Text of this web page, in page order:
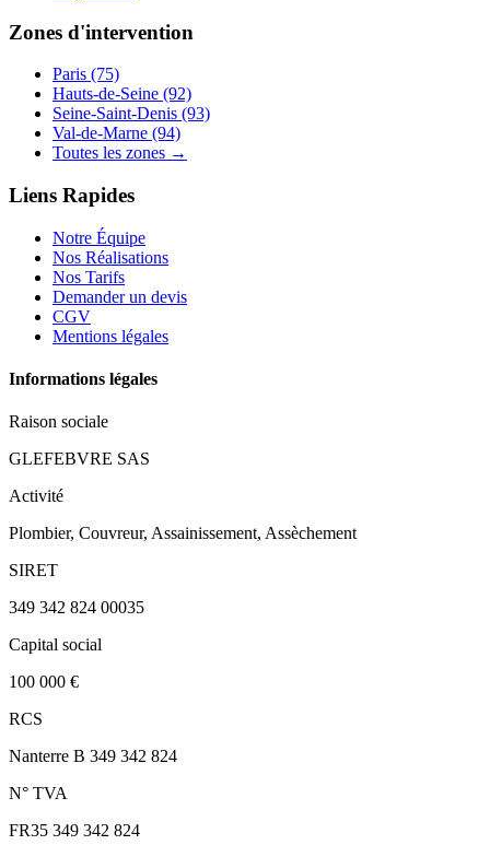
Zones d'intervention
Paris (75)
Hauts-de-Seine (92)
Seine-Saint-Denis (93)
Val-de-Marne (94)
Toutes les zones →
Liens Rapides
Notre Équipe
Nos Réalisations
Nos Tarifs
Demander un devis
CGV
Mentions légales
Informations légales
Raison sociale
GLEFEBVRE SAS
Activité
Plombier, Couvreur, Assainissement, Assèchement
SIRET
349 342 824 00035
Capital social
100 000 €
RCS
Nanterre B 349 342 824
N° TVA
FR35 349 342 824